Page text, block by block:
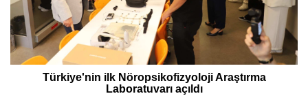
Türkiye'nin ilk Nöropsikofizyoloji Araştırma
Laboratuvarı açıldı